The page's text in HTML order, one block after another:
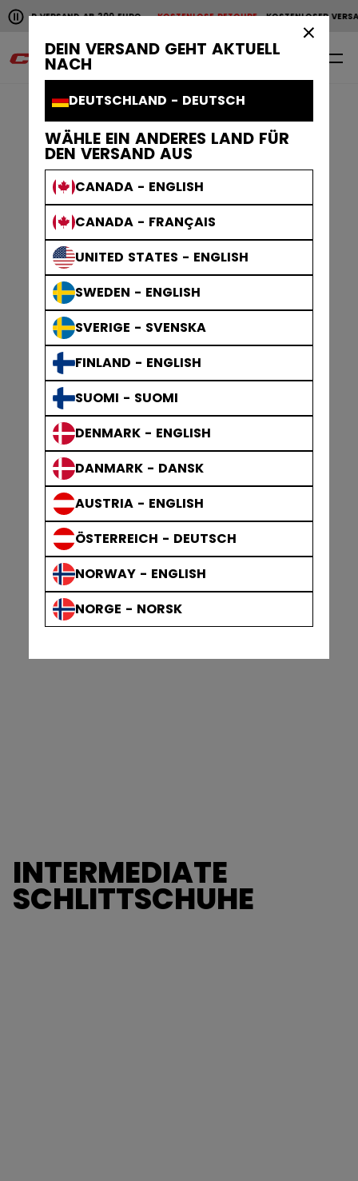
DEIN VERSAND GEHT AKTUELL
NACH
DEUTSCHLAND - DEUTSCH
WÄHLE EIN ANDERES LAND FÜR
DEN VERSAND AUS
CANADA - ENGLISH
CANADA - FRANÇAIS
UNITED STATES - ENGLISH
SWEDEN - ENGLISH
SVERIGE - SVENSKA
FINLAND - ENGLISH
SUOMI - SUOMI
DENMARK - ENGLISH
DANMARK - DANSK
AUSTRIA - ENGLISH
ÖSTERREICH - DEUTSCH
NORWAY - ENGLISH
NORGE - NORSK
Horizontale Bildlaufanimation anhalten.
VERSAND AB 200 EUROKOSTENLOSE RETOURE KOSTENLOSER
KOSTENLOSER VERSAND AB 200 EURO KOSTENLOSE
0
INTERMEDIATE
SCHLITTSCHUHE